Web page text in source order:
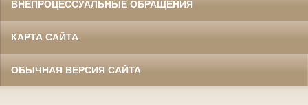
ВНЕПРОЦЕССУАЛЬНЫЕ ОБРАЩЕНИЯ
КАРТА САЙТА
ОБЫЧНАЯ ВЕРСИЯ САЙТА